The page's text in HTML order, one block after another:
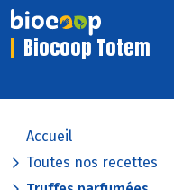
Biocoop Totem
Accueil
Toutes nos recettes